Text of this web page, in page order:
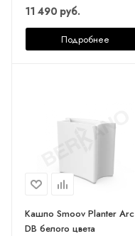
11 490 руб.
Подробнее
Кашпо Smoov Planter Arc
DB белого цвета